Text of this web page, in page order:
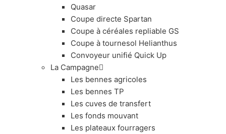
Quasar
Coupe directe Spartan
Coupe à céréales repliable GS
Coupe à tournesol Helianthus
Convoyeur unifié Quick Up
La Campagne
Les bennes agricoles
Les bennes TP
Les cuves de transfert
Les fonds mouvant
Les plateaux fourragers